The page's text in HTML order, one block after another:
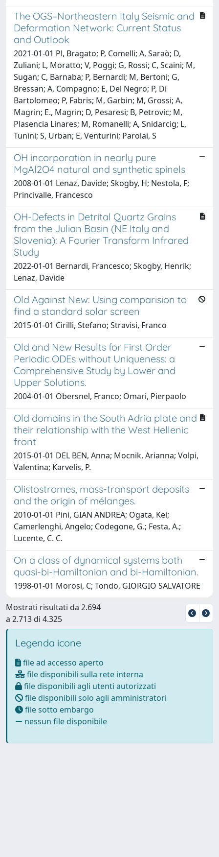
The OGS–Northeastern Italy Seismic and
Deformation Network: Current Status
and Outlook
2021-01-01 Pl, Bragato; P, Comelli; A, Saraò; D,
Zuliani; L, Moratto; V, Poggi; G, Rossi; C, Scaini; M,
Sugan; C, Barnaba; P, Bernardi; M, Bertoni; G,
Bressan; A, Compagno; E, Del Negro; P, Di
Bartolomeo; P, Fabris; M, Garbin; M, Grossi; A,
Magrin; E., Magrin; D, Pesaresi; B, Petrovic; M,
Plasencia Linares; M, Romanelli; A, Snidarcig; L,
Tunini; S, Urban; E, Venturini; Parolai, S
OH incorporation in nearly pure
MgAl2O4 natural and synthetic spinels
2008-01-01 Lenaz, Davide; Skogby, H; Nestola, F;
Princivalle, Francesco
OH-Defects in Detrital Quartz Grains
from the Julian Basin (NE Italy and
Slovenia): A Fourier Transform Infrared
Study
2022-01-01 Bernardi, Francesco; Skogby, Henrik;
Lenaz, Davide
Old Against New: Using comparision to
find a standard solar screen
2015-01-01 Cirilli, Stefano; Stravisi, Franco
Old and New Results for First Order
Periodic ODEs without Uniqueness: a
Comprehensive Study by Lower and
Upper Solutions.
2004-01-01 Obersnel, Franco; Omari, Pierpaolo
Old domains in the South Adria plate and
their relationship with the West Hellenic
front
2015-01-01 DEL BEN, Anna; Mocnik, Arianna; Volpi,
Valentina; Karvelis, P.
Olistostromes, mass-transport deposits
and the origin of mélanges.
2010-01-01 Pini, GIAN ANDREA; Ogata, Kei;
Camerlenghi, Angelo; Codegone, G.; Festa, A.;
Lucente, C. C.
On a class of dynamical systems both
quasi-bi-Hamiltonian and bi-Hamiltonian.
1998-01-01 Morosi, C; Tondo, GIORGIO SALVATORE
Mostrati risultati da 2.694
a 2.713 di 4.325
Legenda icone
file ad accesso aperto
file disponibili sulla rete interna
file disponibili agli utenti autorizzati
file disponibili solo agli amministratori
file sotto embargo
nessun file disponibile